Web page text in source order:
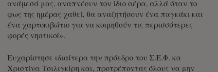
ανάμεσά μας, αναπνέουν τον ίδιο αέρα, αλλά όταν το
φως της ημέρας χαθεί, θα αναζητήσουν ένα παγκάκι και
ένα χαρτοκιβώτιο για να κοιμηθούν τις περισσότερες
φορές νηστικοί».
Ευχαρίστησε ιδιαίτερα την πρόεδρο του Σ.Ε.Φ. κα
Χριστίνα Τσιλιγκίρη και, προτρέποντας όλους να μην